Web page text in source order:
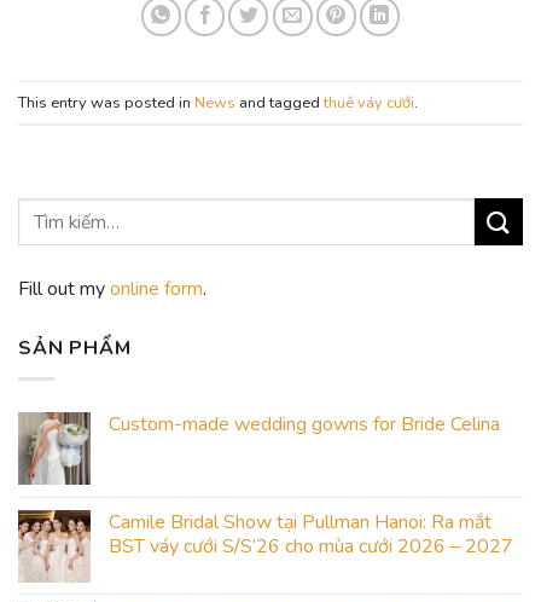
This entry was posted in News and taggedthuê váy cưới.
Fill out myonline form.
SẢN PHẨM
Custom-made wedding gowns for Bride Celina
Camile Bridal Show tại Pullman Hanoi: Ra mắt
BST váy cưới S/S’26 cho mùa cưới 2026 – 2027